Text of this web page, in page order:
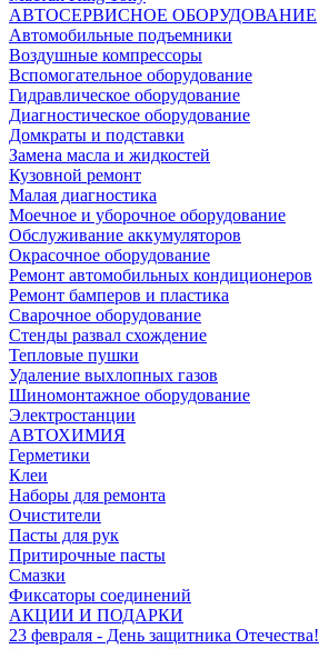
АВТОСЕРВИСНОЕ ОБОРУДОВАНИЕ
Автомобильные подъемники
Воздушные компрессоры
Вспомогательное оборудование
Гидравлическое оборудование
Диагностическое оборудование
Домкраты и подставки
Замена масла и жидкостей
Кузовной ремонт
Малая диагностика
Моечное и уборочное оборудование
Обслуживание аккумуляторов
Окрасочное оборудование
Ремонт автомобильных кондиционеров
Ремонт бамперов и пластика
Сварочное оборудование
Стенды развал схождение
Тепловые пушки
Удаление выхлопных газов
Шиномонтажное оборудование
Электростанции
АВТОХИМИЯ
Герметики
Клеи
Наборы для ремонта
Очистители
Пасты для рук
Притирочные пасты
Смазки
Фиксаторы соединений
АКЦИИ И ПОДАРКИ
23 февраля - День защитника Отечества!